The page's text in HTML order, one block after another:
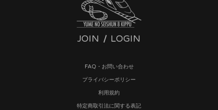
JOIN LOGIN
FAQ・お問い合わせ
プライバシーポリシー
利用規約
特定商取引法に関する表記